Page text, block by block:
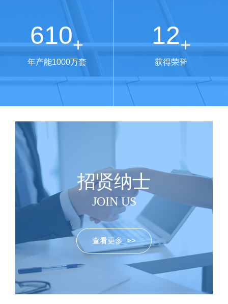
940+
年产能1000万套
19+
获得荣誉
招贤纳士
JOIN US
查看更多 >>